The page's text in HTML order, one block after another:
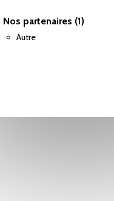
Nos partenaires (1)
Autre